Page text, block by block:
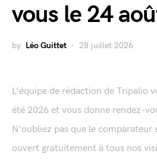
vous le 24
by Léo Guittet 28 juillet 2026
L'équipe de rédaction de Tripalio
été 2026 et vous donne rendez-
N'oubliez pas que le comparateur
ouvert gratuitement à tous nos